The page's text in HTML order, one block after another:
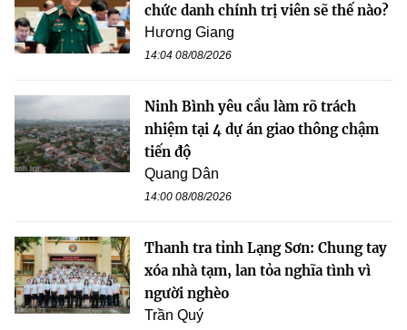
chức danh chính trị viên sẽ thế nào?
Hương Giang
14:04 08/08/2026
Ninh Bình yêu cầu làm rõ trách
nhiệm tại 4 dự án giao thông chậm
tiến độ
Quang Dân
14:00 08/08/2026
Thanh tra tỉnh Lạng Sơn: Chung tay
xóa nhà tạm, lan tỏa nghĩa tình vì
người nghèo
Trần Quý